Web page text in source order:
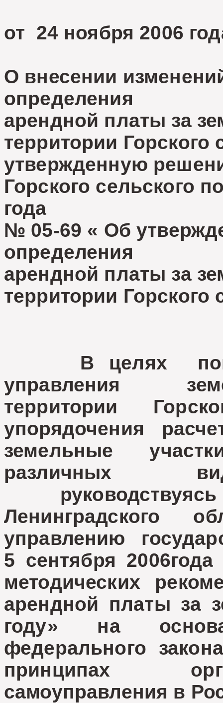
от 24 ноября 2006
О внесении
определения
арендной платы за
территории Горского
утвержденную
Горского сельского
года
№ 05-69 « Об
определения
арендной платы за
территории Горского
В целях
управления
территории
упорядочения
земельные
различных
Ленинградского
управлению
5 сентября
методических
арендной платы за
году» на
федерального
принципах
самоуправления в